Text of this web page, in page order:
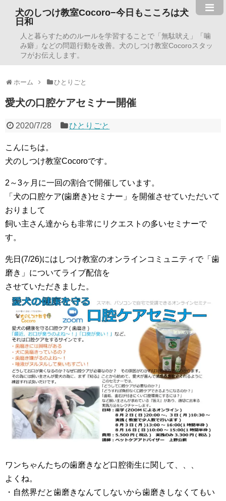
犬のしつけ教室Cocoro−今日もこころは犬
日和
人と暮らすためのルールを学習することで「無駄吠え」「噛
み癖」などの問題行動を改善。犬のしつけ教室Cocoroスタッ
フがお伝えします。
ホーム ひとりごと
愛犬の口腔ケアセミナー開催
2020/7/28 ひとりごと
こんにちは。
犬のしつけ教室Cocoroです。
2～3ヶ月に一回の割合で開催しています。
「犬の口腔ケア(歯磨き)セミナー」を開催させていただいて
おりまして
飼い主さん達からも非常にリクエストの多いセミナーで
す。
先日(7/26)にはしつけ教室のオンラインコミュニティで「歯
磨き」についてライブ配信を
させていただきました。
ワンちゃんたちの歯磨きなど口腔衛生に関して、、、
よくね。
・自然界だと歯磨きなんてしないから歯磨きしなくてもい